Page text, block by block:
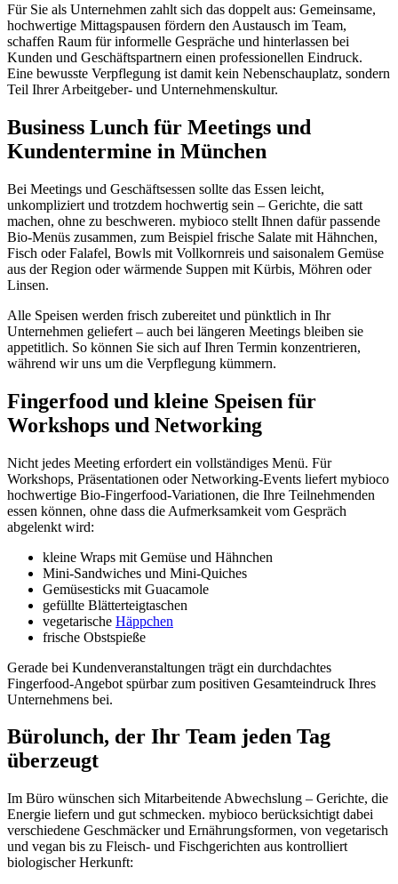
Für Sie als Unternehmen zahlt sich das doppelt aus: Gemeinsame,
hochwertige Mittagspausen fördern den Austausch im Team,
schaffen Raum für informelle Gespräche und hinterlassen bei
Kunden und Geschäftspartnern einen professionellen Eindruck.
Eine bewusste Verpflegung ist damit kein Nebenschauplatz, sondern
Teil Ihrer Arbeitgeber- und Unternehmenskultur.
Business Lunch für Meetings und
Kundentermine in München
Bei Meetings und Geschäftsessen sollte das Essen leicht,
unkompliziert und trotzdem hochwertig sein – Gerichte, die satt
machen, ohne zu beschweren. mybioco stellt Ihnen dafür passende
Bio-Menüs zusammen, zum Beispiel frische Salate mit Hähnchen,
Fisch oder Falafel, Bowls mit Vollkornreis und saisonalem Gemüse
aus der Region oder wärmende Suppen mit Kürbis, Möhren oder
Linsen.
Alle Speisen werden frisch zubereitet und pünktlich in Ihr
Unternehmen geliefert – auch bei längeren Meetings bleiben sie
appetitlich. So können Sie sich auf Ihren Termin konzentrieren,
während wir uns um die Verpflegung kümmern.
Fingerfood und kleine Speisen für
Workshops und Networking
Nicht jedes Meeting erfordert ein vollständiges Menü. Für
Workshops, Präsentationen oder Networking-Events liefert mybioco
hochwertige Bio-Fingerfood-Variationen, die Ihre Teilnehmenden
essen können, ohne dass die Aufmerksamkeit vom Gespräch
abgelenkt wird:
kleine Wraps mit Gemüse und Hähnchen
Mini-Sandwiches und Mini-Quiches
Gemüsesticks mit Guacamole
gefüllte Blätterteigtaschen
vegetarische Häppchen
frische Obstspieße
Gerade bei Kundenveranstaltungen trägt ein durchdachtes
Fingerfood-Angebot spürbar zum positiven Gesamteindruck Ihres
Unternehmens bei.
Bürolunch, der Ihr Team jeden Tag
überzeugt
Im Büro wünschen sich Mitarbeitende Abwechslung – Gerichte, die
Energie liefern und gut schmecken. mybioco berücksichtigt dabei
verschiedene Geschmäcker und Ernährungsformen, von vegetarisch
und vegan bis zu Fleisch- und Fischgerichten aus kontrolliert
biologischer Herkunft: